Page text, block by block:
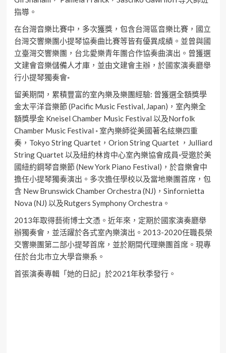
指導。
在台灣音樂比賽中，多次獲獎，包含台灣區音樂比賽，國立
台灣交響樂團小提琴協奏曲比賽等皆有優異成績。並曾與國
立臺灣交響樂團，台北愛樂青年團合作協奏曲演出。曾獲選
文建會音樂儲備人才庫，並由文建會主辦，於國家演奏廳舉
行小提琴獨奏會◦
留美期間，累積豐富的室內樂及樂團經驗: 曾獲選全額獎學
金太平洋音樂節 (Pacific Music Festival, Japan)，室內樂全
額獎學金 Kneisel Chamber Music Festival 以及Norfolk
Chamber Music Festival ◦ 室內樂師從美國著名絃樂四重
奏，Tokyo String Quartet，Orion String Quartet ，Julliard
String Quartet 以及紐約林肯中心室內樂協會成員◦受邀於美
國紐約鋼琴音樂節 (New York Piano Festival)，於音樂會中
擔任小提琴獨奏演出。多次擔任學校以及當地樂團首席，包
含 New Brunswick Chamber Orchestra (NJ)，Sinfornietta
Nova (NJ) 以及Rutgers Symphony Orchestra。
2013年取得藝術博士文憑。近年來，定期於國家演奏廳舉
辦獨奏會，並活躍於各式室內樂演出。2013-2020任職長榮
交響樂團第二部小提琴首席，並於期間代理樂團首席。現專
任於台北市立大學音樂系。
首張演奏專輯「她的日記」於2021年秋季發行。